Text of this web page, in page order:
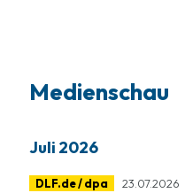
Medienschau
Juli 2026
DLF.de / dpa 23.07.2026